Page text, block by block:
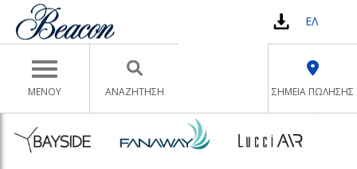
Toggle navigation
ΜΕΝΟΥ
ΕΛ
ΣΗΜΕΙΑ ΠΩΛΗΣΗΣ
ΑΝΑΖΉΤΗΣΗ